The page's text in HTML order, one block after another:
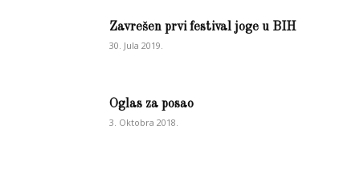
Zavrešen prvi festival joge u BIH
30. Jula 2019.
Oglas za posao
3. Oktobra 2018.